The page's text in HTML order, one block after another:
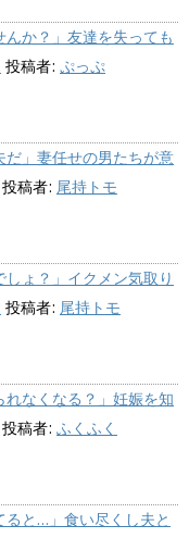
んか？」友達を失っても
投稿者: ぷっぷ
だ」妻任せの男たちが意
投稿者: 尾持トモ
しょ？」イクメン気取り
投稿者: 尾持トモ
れなくなる？」妊娠を知
投稿者: ふくふく
ると…」食い尽くし夫と